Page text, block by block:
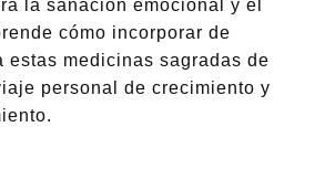
la sanación emocional y el
cómo incorporar de
estas medicinas sagradas de
personal de crecimiento y